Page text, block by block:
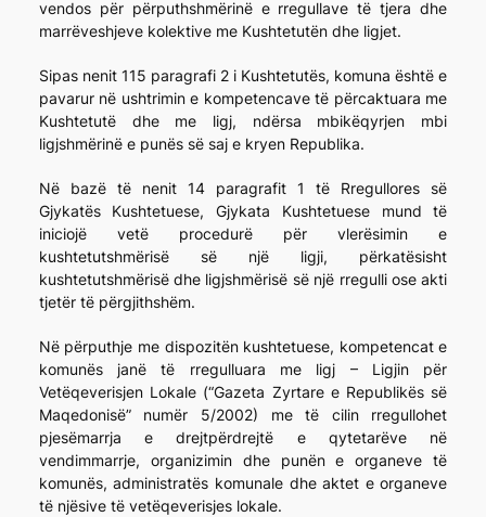
vendos për përputhshmërinë e rregullave të tjera dhe
marrëveshjeve kolektive me Kushtetutën dhe ligjet.
Sipas nenit 115 paragrafi 2 i Kushtetutës, komuna është e
pavarur në ushtrimin e kompetencave të përcaktuara me
Kushtetutë dhe me ligj, ndërsa mbikëqyrjen mbi
ligjshmërinë e punës së saj e kryen Republika.
Në bazë të nenit 14 paragrafit 1 të Rregullores së
Gjykatës Kushtetuese, Gjykata Kushtetuese mund të
iniciojë vetë procedurë për vlerësimin e
kushtetutshmërisë së një ligji, përkatësisht
kushtetutshmërisë dhe ligjshmërisë së një rregulli ose akti
tjetër të përgjithshëm.
Në përputhje me dispozitën kushtetuese, kompetencat e
komunës janë të rregulluara me ligj – Ligjin për
Vetëqeverisjen Lokale (“Gazeta Zyrtare e Republikës së
Maqedonisë” numër 5/2002) me të cilin rregullohet
pjesëmarrja e drejtpërdrejtë e qytetarëve në
vendimmarrje, organizimin dhe punën e organeve të
komunës, administratës komunale dhe aktet e organeve
të njësive të vetëqeverisjes lokale.